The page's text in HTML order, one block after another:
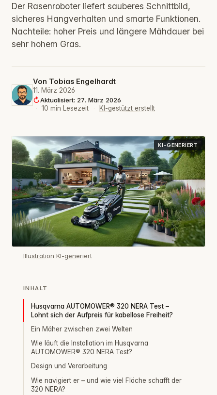
Der Rasenroboter liefert sauberes Schnittbild,
sicheres Hangverhalten und smarte Funktionen.
Nachteile: hoher Preis und längere Mähdauer bei
sehr hohem Gras.
Von Tobias Engelhardt
11. März 2026
Aktualisiert: 27. März 2026
·
10 min Lesezeit · KI-gestützt erstellt
KI-GENERIERT
Illustration KI-generiert
INHALT
Husqvarna AUTOMOWER® 320 NERA Test –
Lohnt sich der Aufpreis für kabellose Freiheit?
Ein Mäher zwischen zwei Welten
Wie läuft die Installation im Husqvarna
AUTOMOWER® 320 NERA Test?
Design und Verarbeitung
Wie navigiert er – und wie viel Fläche schafft der
320 NERA?